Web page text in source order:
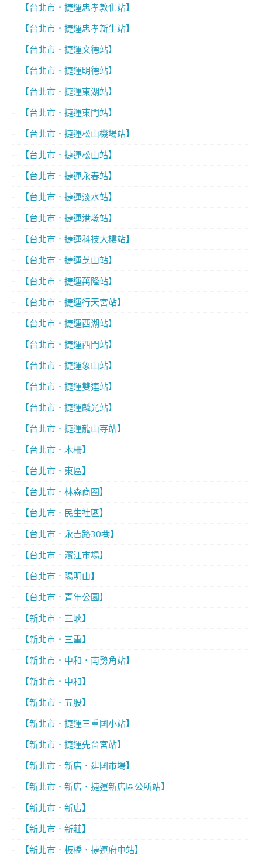
【台北市．捷運忠孝敦化站】
【台北市．捷運忠孝新生站】
【台北市．捷運文德站】
【台北市．捷運明德站】
【台北市．捷運東湖站】
【台北市．捷運東門站】
【台北市．捷運松山機場站】
【台北市．捷運松山站】
【台北市．捷運永春站】
【台北市．捷運淡水站】
【台北市．捷運港墘站】
【台北市．捷運科技大樓站】
【台北市．捷運芝山站】
【台北市．捷運萬隆站】
【台北市．捷運行天宮站】
【台北市．捷運西湖站】
【台北市．捷運西門站】
【台北市．捷運象山站】
【台北市．捷運雙連站】
【台北市．捷運麟光站】
【台北市．捷運龍山寺站】
【台北市．木柵】
【台北市．東區】
【台北市．林森商圈】
【台北市．民生社區】
【台北市．永吉路30巷】
【台北市．濱江市場】
【台北市．陽明山】
【台北市．青年公園】
【新北市．三峽】
【新北市．三重】
【新北市．中和．南勢角站】
【新北市．中和】
【新北市．五股】
【新北市．捷運三重國小站】
【新北市．捷運先嗇宮站】
【新北市．新店．建國市場】
【新北市．新店．捷運新店區公所站】
【新北市．新店】
【新北市．新莊】
【新北市．板橋．捷運府中站】